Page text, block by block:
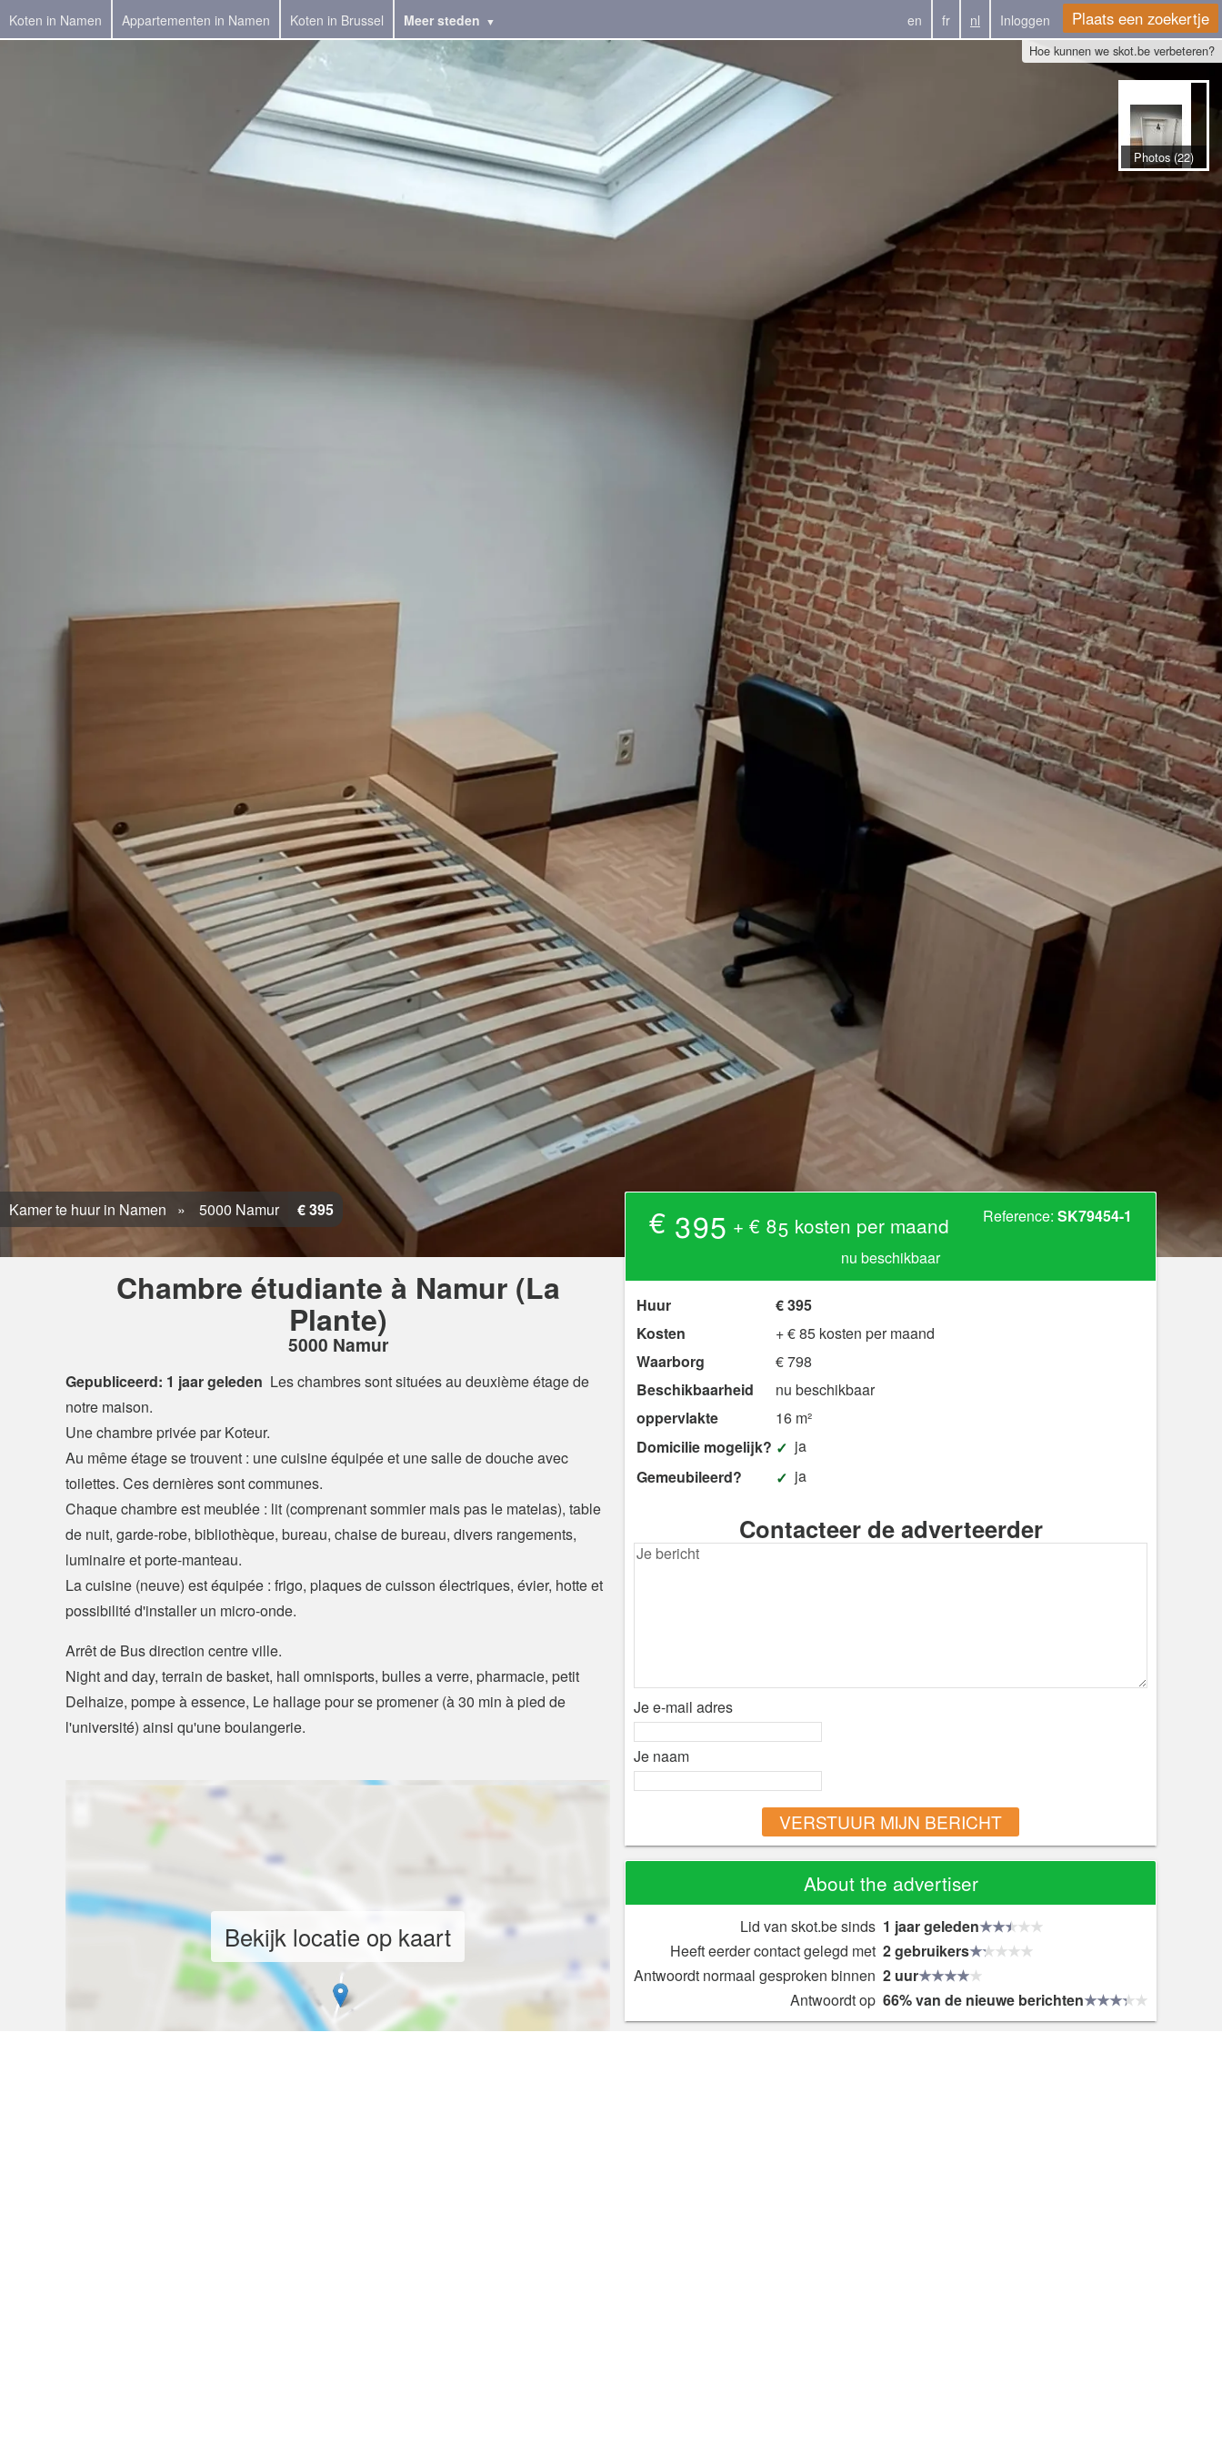
Koten in Namen Appartementen in Namen Koten in Brussel Meer steden en fr nl Inloggen Plaats een zoekertje
Hoe kunnen we skot.be verbeteren?
Kamer te huur in Namen 5000 Namur € 395
Chambre étudiante à Namur (La
Plante)
5000 Namur
Gepubliceerd: 1 jaar geleden Les chambres sont situées au deuxième étage de
notre maison.
Une chambre privée par Koteur.
Au même étage se trouvent : une cuisine équipée et une salle de douche avec
toilettes. Ces dernières sont communes.
Chaque chambre est meublée : lit (comprenant sommier mais pas le matelas), table
de nuit, garde-robe, bibliothèque, bureau, chaise de bureau, divers rangements,
luminaire et porte-manteau.
La cuisine (neuve) est équipée : frigo, plaques de cuisson électriques, évier, hotte et
possibilité d'installer un micro-onde.
Arrêt de Bus direction centre ville.
Night and day, terrain de basket, hall omnisports, bulles a verre, pharmacie, petit
Delhaize, pompe à essence, Le hallage pour se promener (à 30 min à pied de
l'université) ainsi qu'une boulangerie.
Bekijk locatie op kaart
€ 395 + € 85 kosten per maand Reference: SK79454-1
nu beschikbaar
Huur
€ 395
Kosten
+ € 85 kosten per maand
Waarborg
€ 798
Beschikbaarheid
nu beschikbaar
oppervlakte
16 m²
Domicilie mogelijk?
ja
Gemeubileerd?
ja
Contacteer de adverteerder
Je e-mail adres
Je naam
VERSTUUR MIJN BERICHT
About the advertiser
Lid van skot.be sinds 1 jaar geleden
Heeft eerder contact gelegd met 2 gebruikers
Antwoordt normaal gesproken binnen 2 uur
Antwoordt op 66% van de nieuwe berichten